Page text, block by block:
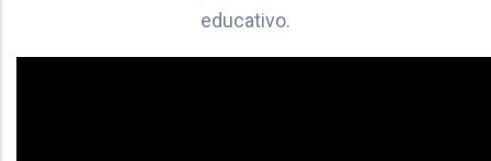
educativo.